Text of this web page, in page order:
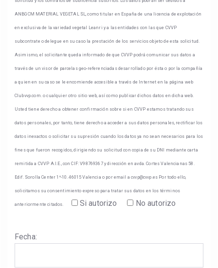
ANBGCM MATERIAL VEGETAL SL, como titular en España de una licencia de explotación
en exclusiva de la variedad vegetal Leanri y a las entidades con las que CVVP
subcontrate o delegue en su caso la prestación de los servicios objeto de esta solicitud.
Asimismo, el solicitante queda informado de que CVVP podrá comunicar sus datos a
través de un visor de parcelas geo-referenciadas desarrollado por ésta o por la compañía
a quien en su caso se le encomiende accesible a través de Internet en la página web
Clubvvp.com. o cualquier otro sitio web, así como publicar dichos datos en dicha web.
Usted tiene derecho a obtener confirmación sobre si en CVVP estamos tratando sus
datos personales, por tanto, tiene derecho a acceder a sus datos personales, rectificar los
datos inexactos o solicitar su supresión cuando los datos ya no sean necesarios para los
fines que fueron recogidos, dirigiendo su solicitud con copia de su DNI mediante carta
remitida a CVVP A.I.E., con CIF: V98769367 y dirección en avda. Cortes Valencianas 58.
Edif. Sorolla Center 1º-10. 46015 Valencia o por email a cvvp@cvvp.es Por todo ello,
solicitamos su consentimiento expreso para tratar sus datos en los términos
anteriormente citados. Si autorizo No autorizo
Fecha: